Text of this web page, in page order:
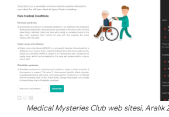
Medical Mysteries Club web sitesi, Aralık